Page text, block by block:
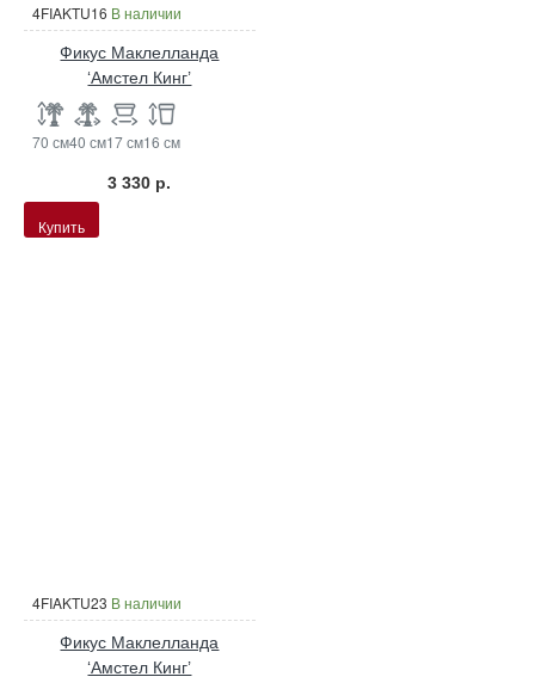
4FIAKTU16 В наличии
Фикус Маклелланда
‘Амстел Кинг’
70 см40 см17 см16 см
3 330 р.
Купить
4FIAKTU23 В наличии
Фикус Маклелланда
‘Амстел Кинг’